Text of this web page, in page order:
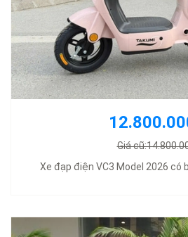
Giá
Xe đạp điện VC3 Model 2026 có